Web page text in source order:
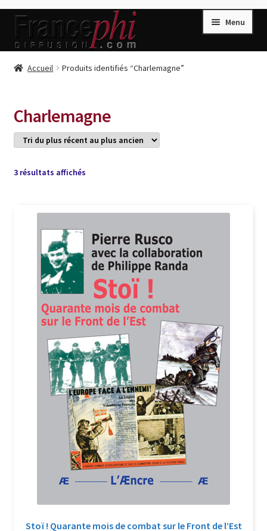
Aller
la
Aller
contenu
Menu
Accueil
Conditions de Vente
Connection
Listes d’Envies
Livres de Peter Randa
Livres de Philippe Randa
Login Customizer
Newsletter
Nous Contacter
Politique de confidentialité et cookies
Qui sommes-nous ?
Soutien à Philippe Randa
Suivi de la Commande
Accueil Produits identifiés “Charlemagne”
Charlemagne
3 résultats affichésTrié
récent
plus
ancien
Stoï ! Quarante mois de combat sur le Front de l’Est